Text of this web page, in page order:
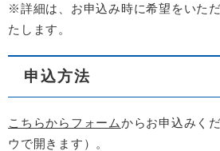
※詳細は、お申込み時に希望をいた
たします。
申込方法
こちらからフォームからお申込みく
ウで開きます）。